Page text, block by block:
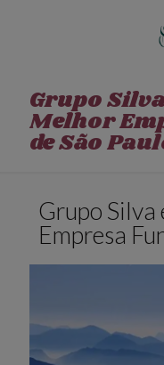
Grupo
Melhor
de São
Grupo Silva
Empresa